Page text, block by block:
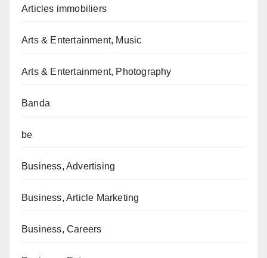
Articles immobiliers
Arts & Entertainment, Music
Arts & Entertainment, Photography
Banda
be
Business, Advertising
Business, Article Marketing
Business, Careers